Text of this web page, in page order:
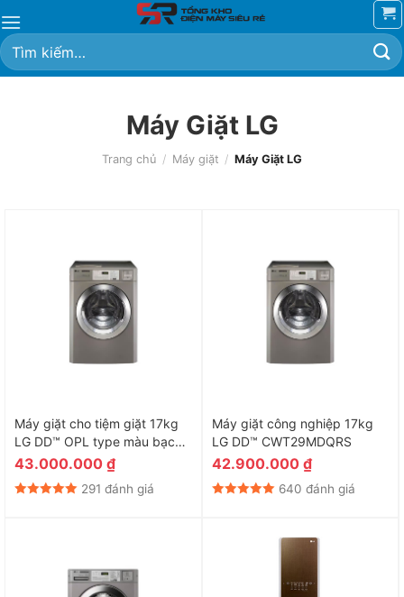
đến
nội
dung
Tìm
kiếm:
Máy Giặt LG
Trang chủ / Máy giặt / Máy Giặt LG
Máy giặt cho tiệm giặt 17kg
LG DD™ OPL type màu bạc
CWT29MDORS
43.000.000 ₫
291 đánh giá
Máy giặt công nghiệp 17kg
LG DD™ CWT29MDQRS
42.900.000 ₫
640 đánh giá